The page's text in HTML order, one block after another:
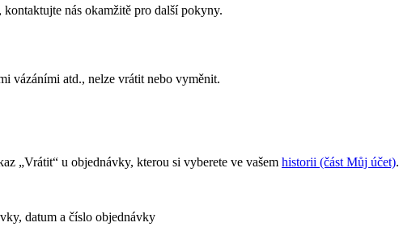
nás okamžitě pro další pokyny.
vázáními atd., nelze vrátit nebo vyměnit.
„Vrátit“ u objednávky, kterou si vyberete ve vašem historii (část Můj účet).
datum a číslo objednávky